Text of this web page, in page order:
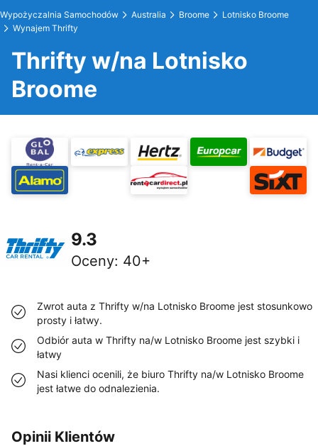
Wypożyczalnia Samochodów Australia Broome
Lotnisko Broome
Wynajem Thrifty
Thrifty w/na Lotnisko
Broome
9.3
Oceny: 40+
Zwrot auta z Thrifty w/na Lotnisko Broome jest stosunkowo
prosty i łatwy.
Odbiór auta w Thrifty na/w Lotnisko Broome jest szybki i
łatwy
Nasi klienci ocenili, że biuro Thrifty na/w Lotnisko Broome
jest łatwe do odnalezienia.
Opinii Klientów